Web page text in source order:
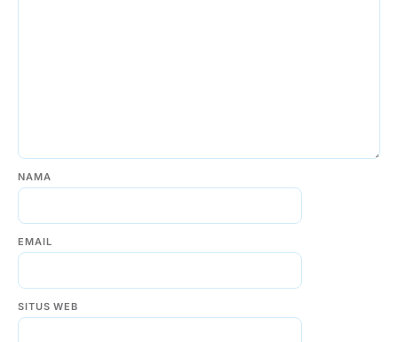
NAMA
EMAIL
SITUS WEB